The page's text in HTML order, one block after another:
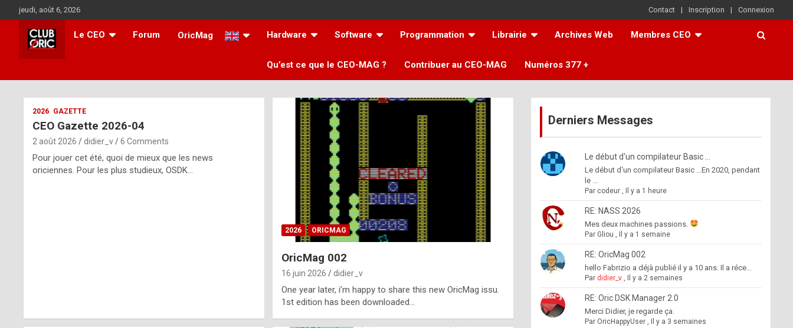
to
content
jeudi, août 6, 2026 Contact Inscription Connexion
Le CEO Forum OricMag Hardware Software Programmation Librairie Archives Web Membres CEO
Qu’est ce que le CEO-MAG ? Contribuer au CEO-MAG Numéros 377 +
2026 GAZETTE
CEO Gazette 2026-04
2 août 2026 didier_v 6 Comments
Pour jouer cet été, quoi de mieux que les news
oriciennes. Pour les plus studieux, OSDK…
2026 ORICMAG
OricMag 002
16 juin 2026 didier_v
One year later, i’m happy to share this new OricMag issu.
1st edition has been downloaded…
Derniers Messages
Le début d'un compilateur Basic ...
Le début d'un compilateur Basic ...En 2020, pendant
le ...
Par codeur, Il y a 1 heure
RE: NASS 2026
Mes deux machines passions.
Par Gliou , Il y a 1 semaine
RE: OricMag 002
hello Fabrizio a déjà publié il y a 10 ans. Il a réce...
Par didier_v, Il y a 2 semaines
RE: Oric DSK Manager 2.0
Merci Didier, je regarde ça.
Par OricHappyUser, Il y a 3 semaines